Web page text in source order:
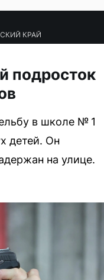
КРАЙ
подросток
в школе № 1
детей. Он
на улице.